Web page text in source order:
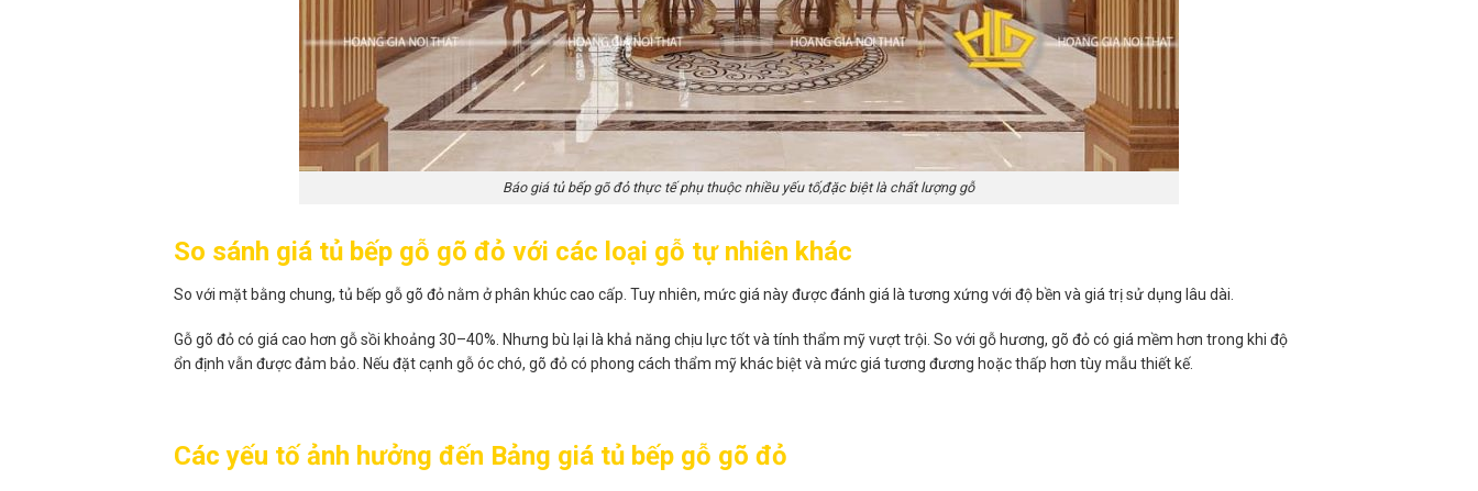
Báo giá tủ bếp gõ đỏ thực tế phụ thuộc nhiều yếu tố,đặc biệt là chất lượng gỗ
So sánh giá tủ bếp gỗ gõ đỏ với các loại gỗ tự nhiên khác
So với mặt bằng chung, tủ bếp gỗ gõ đỏ nằm ở phân khúc cao cấp. Tuy nhiên, mức giá này được đánh giá là tương xứng với độ bền và giá trị sử dụng lâu dài.
Gỗ gõ đỏ có giá cao hơn gỗ sồi khoảng 30–40%. Nhưng bù lại là khả năng chịu lực tốt và tính thẩm mỹ vượt trội. So với gỗ hương, gõ đỏ có giá mềm hơn trong khi độ
ổn định vẫn được đảm bảo. Nếu đặt cạnh gỗ óc chó, gõ đỏ có phong cách thẩm mỹ khác biệt và mức giá tương đương hoặc thấp hơn tùy mẫu thiết kế.
Các yếu tố ảnh hưởng đến Bảng giá tủ bếp gỗ gõ đỏ